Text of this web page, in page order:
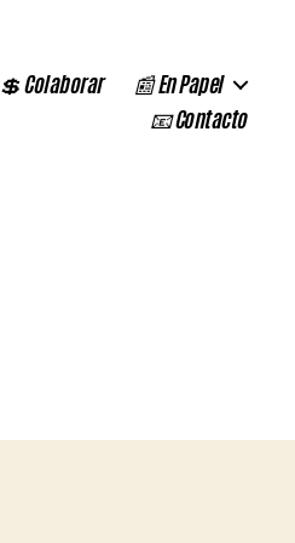
💲 Colaborar
📰 En Papel
📧 Contacto